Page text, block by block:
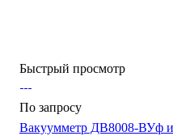
Быстрый просмотр
По запросу
Вакуумметр ДВ8008-ВУф